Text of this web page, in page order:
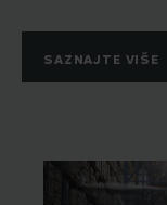
SAZNAJTE VIŠE